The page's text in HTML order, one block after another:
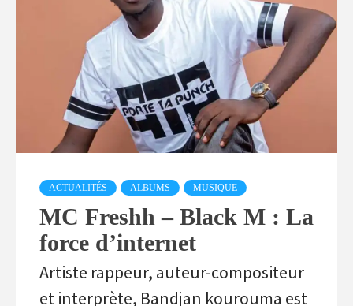
ACTUALITÉS ALBUMS MUSIQUE
MC Freshh – Black M : La
force d’internet
Artiste rappeur, auteur-compositeur
et interprète, Bandjan kourouma est